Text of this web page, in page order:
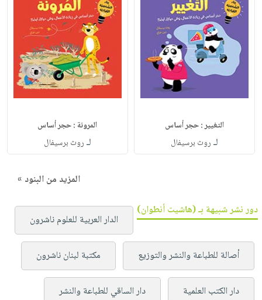
التغيير : حجر أساس
لـ روث برسيفال
المرونة : حجر أساس
لـ روث برسيفال
المزيد من البنود »
دور نشر شبيهة بـ (هاشيت أنطوان)
الدار العربية للعلوم ناشرون
أصالة للطباعة والنشر والتوزيع مكتبة لبنان ناشرون
دار الكتب العلمية دار الساقي للطباعة والنشر